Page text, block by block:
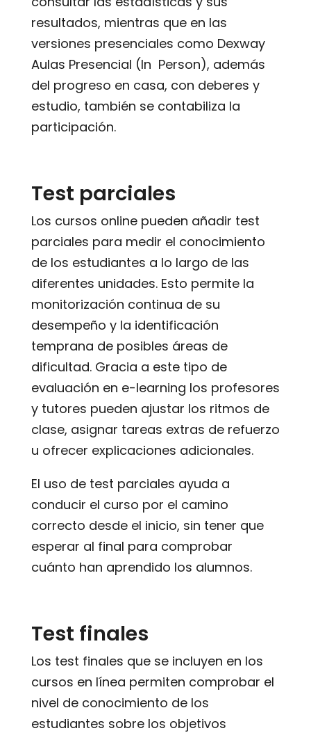
resultados, mientras que en las
versiones presenciales como Dexway
Aulas Presencial (In Person), además
del progreso en casa, con deberes y
estudio, también se contabiliza la
participación.
Test parciales
Los cursos online pueden añadir test
parciales para medir el conocimiento
de los estudiantes a lo largo de las
diferentes unidades. Esto permite la
monitorización continua de su
desempeño y la identificación
temprana de posibles áreas de
dificultad. Gracia a este tipo de
evaluación en e-learning los profesores
y tutores pueden ajustar los ritmos de
clase, asignar tareas extras de refuerzo
u ofrecer explicaciones adicionales.
El uso de test parciales ayuda a
conducir el curso por el camino
correcto desde el inicio, sin tener que
esperar al final para comprobar
cuánto han aprendido los alumnos.
Test finales
Los test finales que se incluyen en los
cursos en línea permiten comprobar el
nivel de conocimiento de los
estudiantes sobre los objetivos